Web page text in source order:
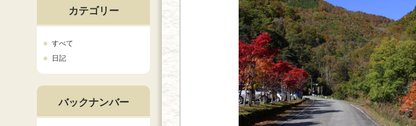
カテゴリー
すべて
日記
バックナンバー